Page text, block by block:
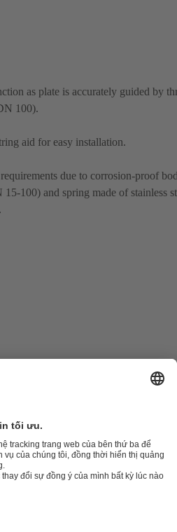
as plate is accurately guided by
100).
aid for easy installation.
due to corrosion-proof
15-100) and spring made of stainless
thế